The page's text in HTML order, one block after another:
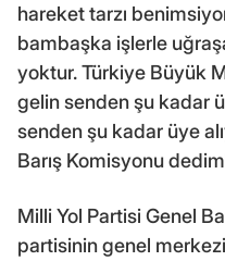
hareket tarzı
bambaşka işlerle
yoktur. Türkiye Büyük
gelin senden şu kadar
senden şu kadar üye
Barış Komisyonu
Milli Yol Partisi Genel
partisinin genel